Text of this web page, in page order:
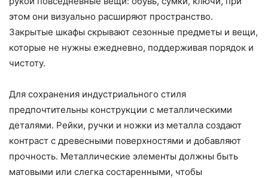
этом они визуально расширяют пространство.
Закрытые шкафы скрывают сезонные предметы и вещи,
которые не нужны ежедневно, поддерживая порядок и
чистоту.
Для сохранения индустриального стиля
предпочтительны конструкции с металлическими
деталями. Рейки, ручки и ножки из металла создают
контраст с древесными поверхностями и добавляют
прочность. Металлические элементы должны быть
матовыми или слегка состаренными, чтобы